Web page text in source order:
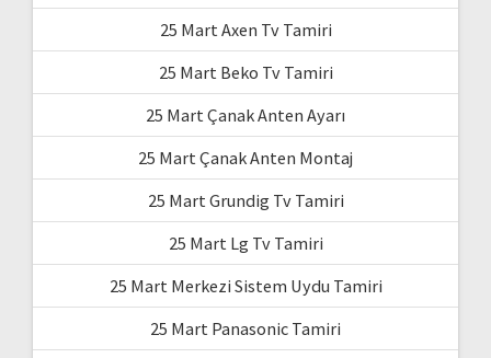
25 Mart Axen Tv Tamiri
25 Mart Beko Tv Tamiri
25 Mart Çanak Anten Ayarı
25 Mart Çanak Anten Montaj
25 Mart Grundig Tv Tamiri
25 Mart Lg Tv Tamiri
25 Mart Merkezi Sistem Uydu Tamiri
25 Mart Panasonic Tamiri